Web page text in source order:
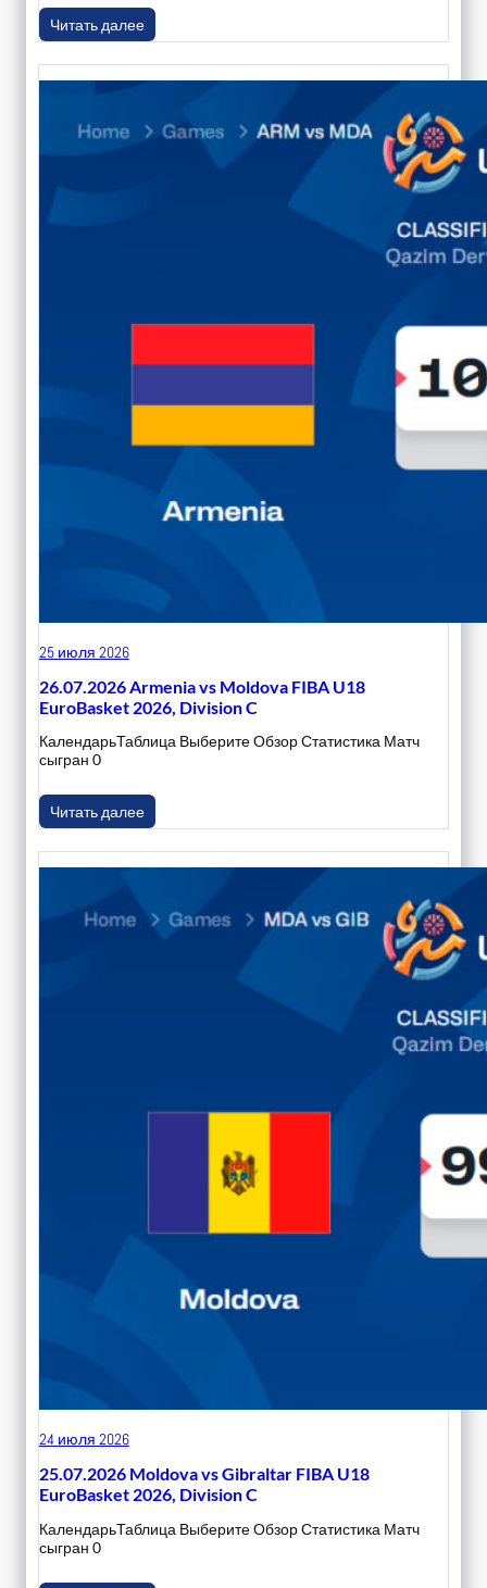
Читать далее
25 июля 2026
26.07.2026 Armenia vs Moldova FIBA U18
EuroBasket 2026, Division C
КалендарьТаблица Выберите Обзор Статистика Матч
сыгран 0
Читать далее
24 июля 2026
25.07.2026 Moldova vs Gibraltar FIBA U18
EuroBasket 2026, Division C
КалендарьТаблица Выберите Обзор Статистика Матч
сыгран 0